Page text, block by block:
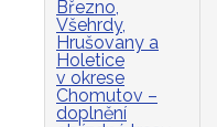
Březno,
Všehrdy,
Hrušovany a
Holetice
v okrese
Chomutov –
doplnění